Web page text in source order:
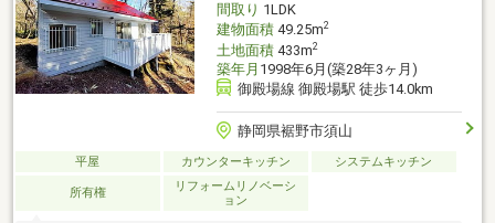
間取り 1LDK
建物面積49.25m2
土地面積433m2
築年月 1998年6月(築28年3ヶ月)
御殿場線 御殿場駅 徒歩14.0km
静岡県裾野市須山
平屋 カウンターキッチン システムキッチン
所有権
リフォームリノベーシ
ョン